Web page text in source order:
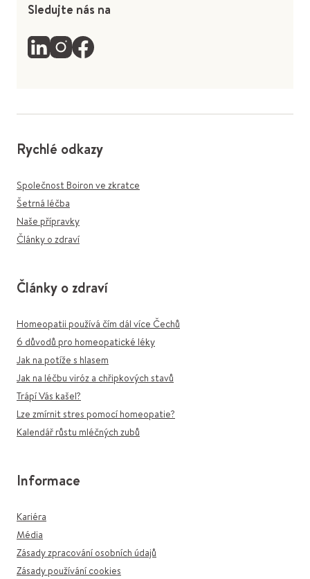
Sledujte nás na
Rychlé odkazy
Společnost Boiron ve zkratce
Šetrná léčba
Naše přípravky
Články o zdraví
Články o zdraví
Homeopatii používá čím dál více Čechů
6 důvodů pro homeopatické léky
Jak na potíže s hlasem
Jak na léčbu viróz a chřipkových stavů
Trápí Vás kašel?
Lze zmírnit stres pomocí homeopatie?
Kalendář růstu mléčných zubů
Informace
Kariéra
Média
Zásady zpracování osobních údajů
Zásady používání cookies